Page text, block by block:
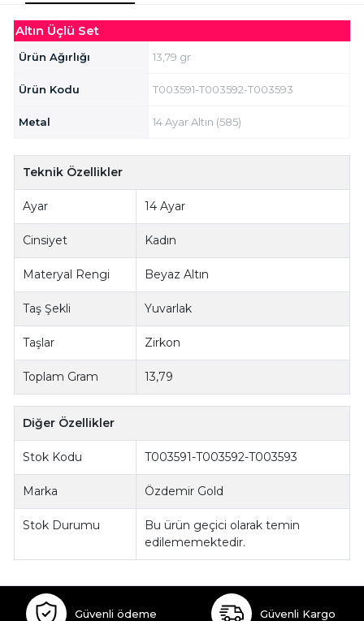
Altın Üçlü Set
Ürün Ağırlığı 13,79 gr
Ürün Kodu T003591-T003592-T003593
Metal 14 Ayar Altın (585)
Teknik Özellikler
Ayar 14 Ayar
Cinsiyet Kadın
Materyal Rengi Beyaz Altın
Taş Şekli Yuvarlak
Taşlar Zirkon
Toplam Gram 13,79
Diğer Özellikler
Stok Kodu T003591-T003592-T003593
Marka Özdemir Gold
Stok Durumu
Bu ürün geçici olarak temin
edilememektedir.
Güvenli ödeme Güvenli Kargo